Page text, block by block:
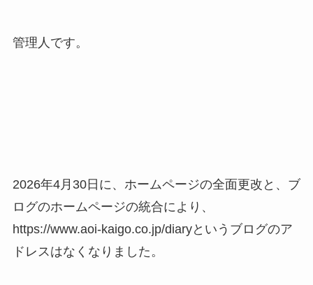
管理人です。
2026年4月30日に、ホームページの全面更改と、ブ
ログのホームページの統合により、
https://www.aoi-kaigo.co.jp/diaryというブログのア
ドレスはなくなりました。